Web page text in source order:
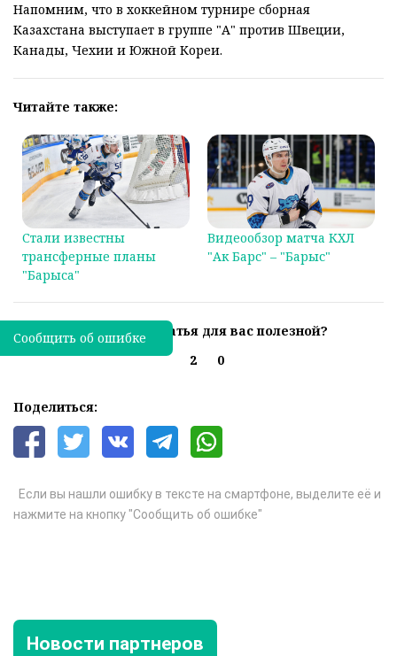
Напомним, что в хоккейном турнире сборная
Казахстана выступает в группе "А" против Швеции,
Канады, Чехии и Южной Кореи.
Читайте также:
Стали известны
трансферные планы
"Барыса"
Видеообзор матча КХЛ
"Ак Барс" – "Барыс"
Была ли эта статья для вас полезной?
2
0
Поделиться:
Если вы нашли ошибку в тексте на смартфоне, выделите её и
нажмите на кнопку "Сообщить об ошибке"
Сообщить об ошибке
Новости партнеров